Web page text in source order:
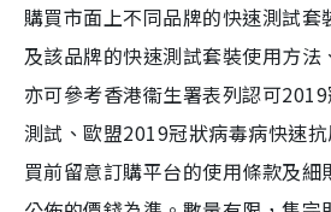
購買市面上不同品牌的快速測試套
及該品牌的快速測試套裝使用方法
亦可參考香港衞生署表列認可
測試、歐盟2019冠狀病毒病快速
買前留意訂購平台的使用條款及細